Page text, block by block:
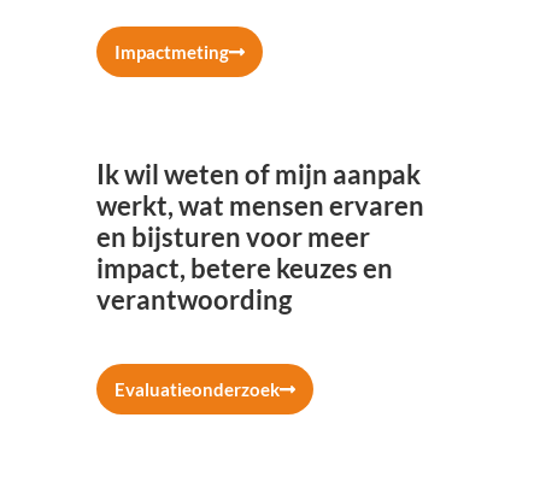
Impactmeting
Ik wil weten of mijn aanpak
werkt, wat mensen ervaren
en bijsturen voor meer
impact, betere keuzes en
verantwoording
Evaluatieonderzoek